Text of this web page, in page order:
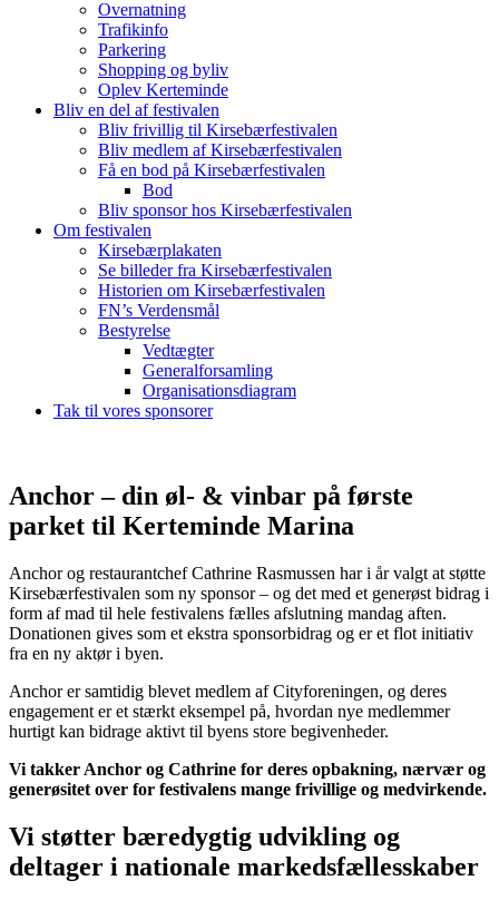
Overnatning
Trafikinfo
Parkering
Shopping og byliv
Oplev Kerteminde
Bliv en del af festivalen
Bliv frivillig til Kirsebærfestivalen
Bliv medlem af Kirsebærfestivalen
Få en bod på Kirsebærfestivalen
Bod
Bliv sponsor hos Kirsebærfestivalen
Om festivalen
Kirsebærplakaten
Se billeder fra Kirsebærfestivalen
Historien om Kirsebærfestivalen
FN’s Verdensmål
Bestyrelse
Vedtægter
Generalforsamling
Organisationsdiagram
Tak til vores sponsorer
Anchor – din øl- & vinbar på første
parket til Kerteminde Marina
Anchor og restaurantchef Cathrine Rasmussen har i år valgt at støtte
Kirsebærfestivalen som ny sponsor – og det med et generøst bidrag i
form af mad til hele festivalens fælles afslutning mandag aften.
Donationen gives som et ekstra sponsorbidrag og er et flot initiativ
fra en ny aktør i byen.
Anchor er samtidig blevet medlem af Cityforeningen, og deres
engagement er et stærkt eksempel på, hvordan nye medlemmer
hurtigt kan bidrage aktivt til byens store begivenheder.
Vi takker Anchor og Cathrine for deres opbakning, nærvær og
generøsitet over for festivalens mange frivillige og medvirkende.
Vi støtter bæredygtig udvikling og
deltager i nationale markedsfællesskaber